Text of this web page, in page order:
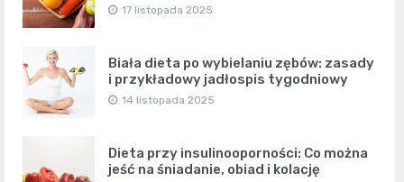
17 listopada 2025
Biała dieta po wybielaniu zębów: zasady
i przykładowy jadłospis tygodniowy
14 listopada 2025
Dieta przy insulinooporności: Co można
jeść na śniadanie, obiad i kolację